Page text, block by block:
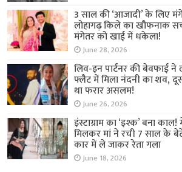
3 साल की ‘आजादी’ के लिए
लोहागढ़ किले का खौफनाक
मंगेतर को खाई में धकेला!
June 28, 2026
लिव-इन पार्टनर की बेवफाई ने
फ्लैट में मिला नंदनी का शव,
था फरार असलम!
June 26, 2026
इंस्टाग्राम का ‘इश्क’ बना
मिलकर मां ने रची 7 साल के
कार में ले जाकर रेता गला
June 18, 2026